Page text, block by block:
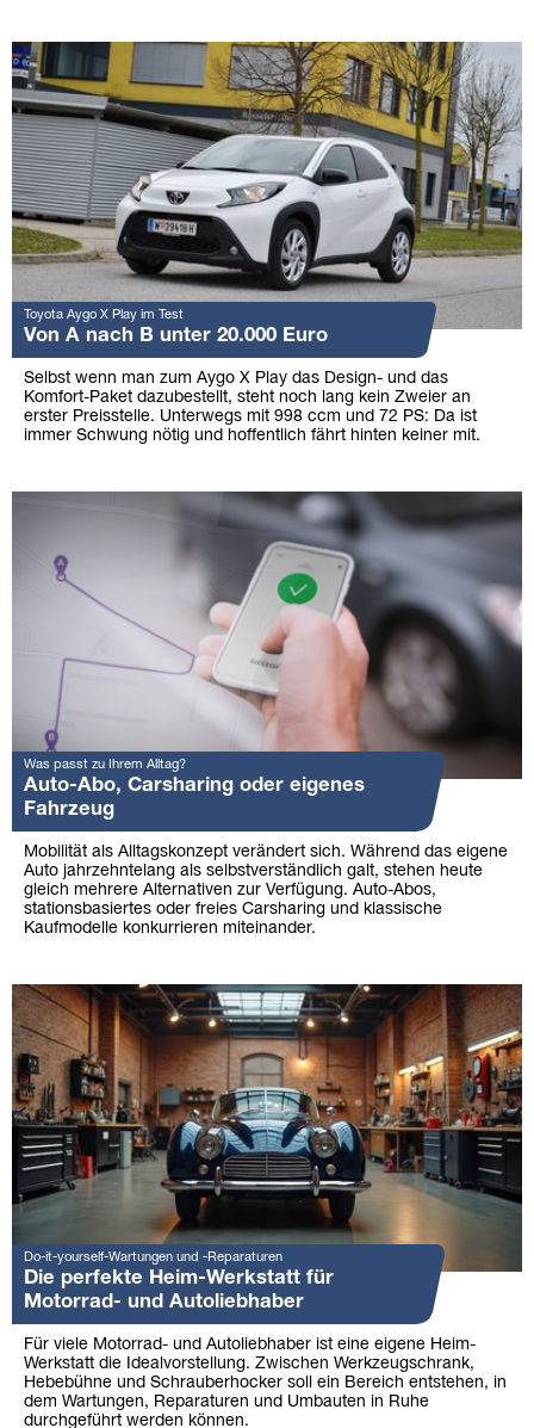
Toyota Aygo X Play im Test
Von A nach B unter 20.000 Euro
Selbst wenn man zum Aygo X Play das Design- und das
Komfort-Paket dazubestellt, steht noch lang kein Zweier an
erster Preisstelle. Unterwegs mit 998 ccm und 72 PS: Da ist
immer Schwung nötig und hoffentlich fährt hinten keiner mit.
Was passt zu Ihrem Alltag?
Auto-Abo, Carsharing oder eigenes
Fahrzeug
Mobilität als Alltagskonzept verändert sich. Während das eigene
Auto jahrzehntelang als selbstverständlich galt, stehen heute
gleich mehrere Alternativen zur Verfügung. Auto-Abos,
stationsbasiertes oder freies Carsharing und klassische
Kaufmodelle konkurrieren miteinander.
Do-it-yourself-Wartungen und -Reparaturen
Die perfekte Heim-Werkstatt für
Motorrad- und Autoliebhaber
Für viele Motorrad- und Autoliebhaber ist eine eigene Heim-
Werkstatt die Idealvorstellung. Zwischen Werkzeugschrank,
Hebebühne und Schrauberhocker soll ein Bereich entstehen, in
dem Wartungen, Reparaturen und Umbauten in Ruhe
durchgeführt werden können.